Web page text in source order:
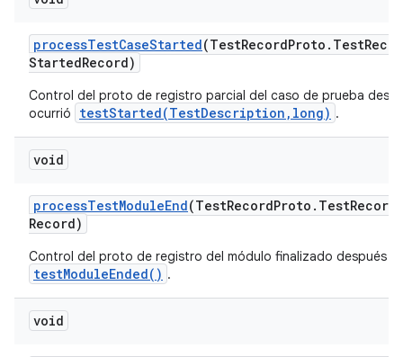
processTestCaseStarted(TestRecordProto . Test
StartedRecord)
Control del proto de registro parcial del caso de prueba
ocurrió
testStarted(TestDescription,long) .
void
processTestModuleEnd(TestRecordProto . TestRecord
Record)
Control del proto de registro del módulo finalizado después
testModuleEnded() .
void